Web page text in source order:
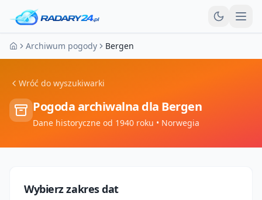
Strona główna
Archiwum pogody Bergen
Wróć do wyszukiwarki
Pogoda archiwalna dla Bergen
Dane historyczne od 1940 roku • Norwegia
Wybierz zakres dat